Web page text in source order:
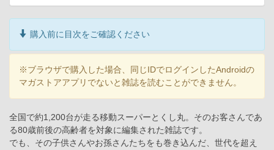
購入前に目次をご確認ください
※ブラウザで購入した場合、同じIDでログインしたAndroidの
マガストアアプリでないと雑誌を読むことができません。
全国で約1,200台が走る移動スーパーとくし丸。そのお客さんであ
る80歳前後の高齢者を対象に編集された雑誌です。
でも、その子供さんやお孫さんたちをも巻き込んだ、世代を超え